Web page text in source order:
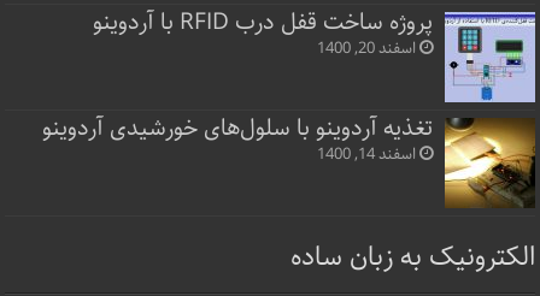
پروژه ساخت قفل‌ درب RFID با آردوینو
اسفند 20, 1400
تغذیه آردوینو با سلول‌های خورشیدی آردوینو
اسفند 14, 1400
الکترونیک به زبان ساده